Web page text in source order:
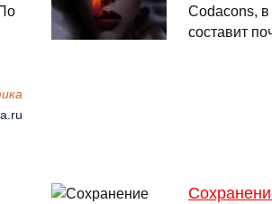
Codacons, в
составит